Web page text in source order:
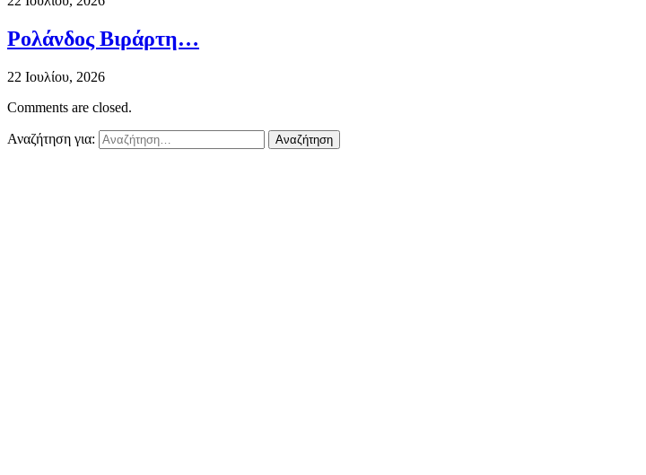
Ρολάνδος Βιράρτη…
22 Ιουλίου, 2026
Comments are closed.
Αναζήτηση για: